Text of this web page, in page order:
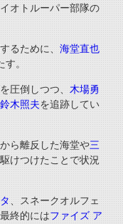
オトルーパー部隊の
るために、 海堂直也
。
圧倒しつつ、 木場勇
鈴木照夫を追跡してい
ら離反した海堂や三
けつけたことで状況
、スネークオルフェ
終的にはファイズ ア